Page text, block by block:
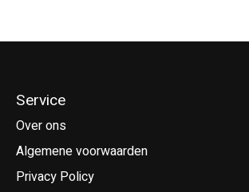
Service
Over ons
Algemene voorwaarden
Privacy Policy